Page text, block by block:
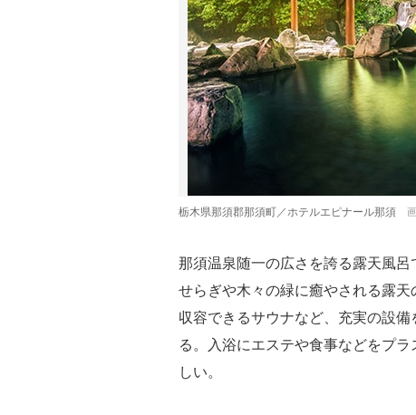
栃木県那須郡那須町／ホテルエピナール那須
那須温泉随一の広さを誇る露天風
せらぎや木々の緑に癒やされる露
収容できるサウナなど、充実の設
る。入浴にエステや食事などをプ
しい。